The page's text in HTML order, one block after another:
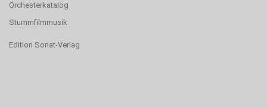
Orchesterkatalog
Stummfilmmusik
Edition Sonat-Verlag